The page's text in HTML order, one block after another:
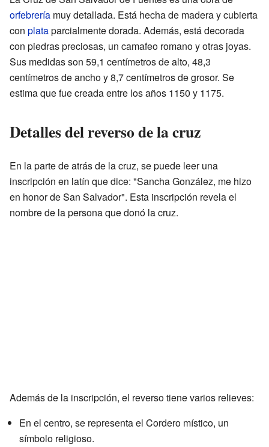
orfebrería muy detallada. Está hecha de madera y cubierta
con plataparcialmente dorada. Además, está decorada
con piedras preciosas, un camafeo romano y otras joyas.
Sus medidas son 59,1 centímetros de alto, 48,3
centímetros de ancho y 8,7 centímetros de grosor. Se
estima que fue creada entre los años 1150 y 1175.
Detalles del reverso de la cruz
En la parte de atrás de la cruz, se puede leer una
inscripción en latín que dice: "Sancha González, me hizo
en honor de San Salvador". Esta inscripción revela el
nombre de la persona que donó la cruz.
Además de la inscripción, el reverso tiene varios relieves:
En el centro, se representa el Cordero místico, un
símbolo religioso.